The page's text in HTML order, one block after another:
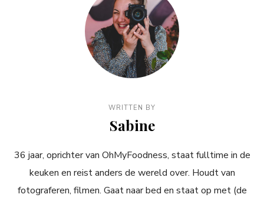
WRITTEN BY
Sabine
36 jaar, oprichter van OhMyFoodness, staat fulltime in de
keuken en reist anders de wereld over. Houdt van
fotograferen, filmen. Gaat naar bed en staat op met (de